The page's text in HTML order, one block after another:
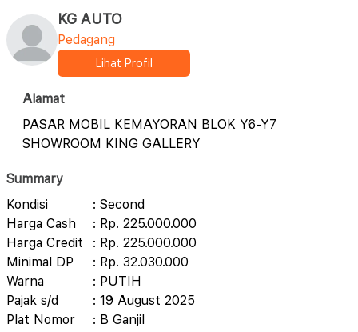
KG AUTO
Pedagang
Lihat Profil
Alamat
PASAR MOBIL KEMAYORAN BLOK Y6-Y7
SHOWROOM KING GALLERY
Summary
Kondisi
: Second
Harga Cash
: Rp. 225.000.000
Harga Credit
: Rp. 225.000.000
Minimal DP
: Rp. 32.030.000
Warna
: PUTIH
Pajak s/d
: 19 August 2025
Plat Nomor
: B Ganjil